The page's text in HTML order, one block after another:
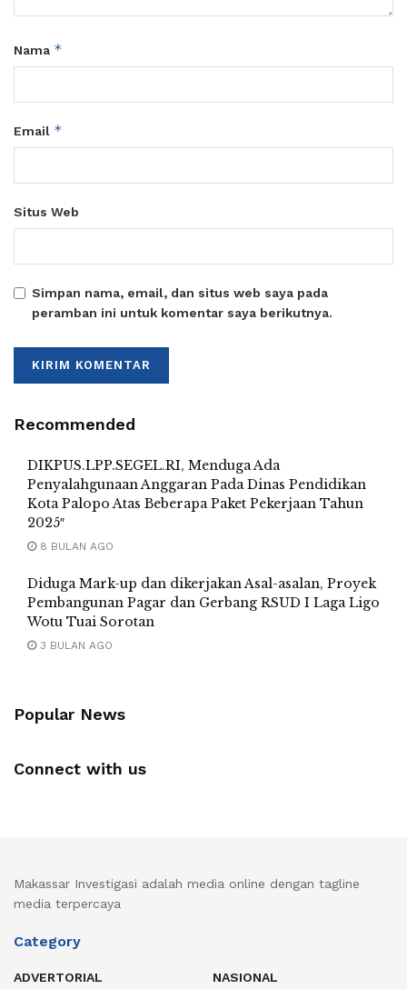
Nama *
Email *
Situs Web
Simpan nama, email, dan situs web saya pada
peramban ini untuk komentar saya berikutnya.
Recommended
DIKPUS.LPP.SEGEL.RI, Menduga Ada
Penyalahgunaan Anggaran Pada Dinas Pendidikan
Kota Palopo Atas Beberapa Paket Pekerjaan Tahun
2025″
8 BULAN AGO
Diduga Mark-up dan dikerjakan Asal-asalan, Proyek
Pembangunan Pagar dan Gerbang RSUD I Laga Ligo
Wotu Tuai Sorotan
3 BULAN AGO
Popular News
Connect with us
Makassar Investigasi adalah media online dengan tagline
media terpercaya
Category
ADVERTORIAL NASIONAL